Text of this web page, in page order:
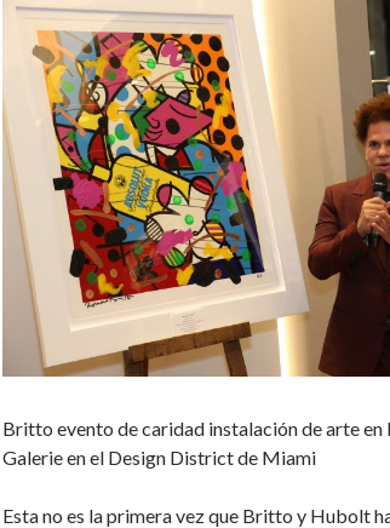
Britto evento de caridad instalación de arte
Galerie en el Design District de Miami
Esta no es la primera vez que Britto y Hubolt